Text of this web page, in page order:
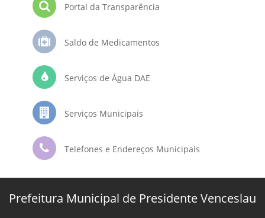
Portal da Transparência
Saldo de Medicamentos
Serviços de Água DAE
Serviços Municipais
Telefones e Endereços Municipais
Prefeitura Municipal de Presidente Venceslau